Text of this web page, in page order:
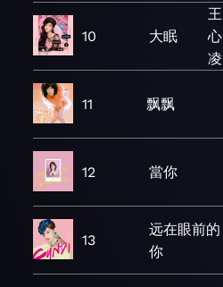
10 大眠
王
心
凌
11 飘飘
12 當你
13
远在眼前的
你